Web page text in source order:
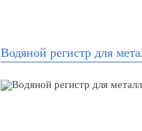
Водяной регистр для